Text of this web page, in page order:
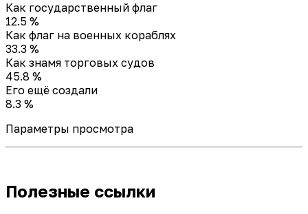
Как государственный флаг
12.5 %
Как флаг на военных кораблях
33.3 %
Как знамя торговых судов
45.8 %
Его ещё создали
8.3 %
Параметры просмотра
Полезные ссылки